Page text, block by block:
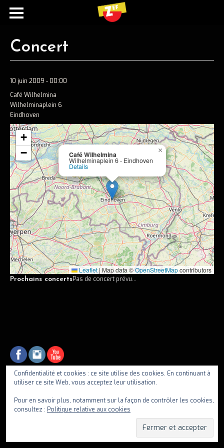
Ecouter
Spotify
Apple music
Concerts
Concerts passés
Vidéos
Discographie
Musiciens
Concert
10 juin 2009 - 00:00
Café Wilhelmina
Wilhelminaplein 6
Eindhoven
Café Wilhelmina
Wilhelminaplein 6 - Eindhoven
Details
×
+
−
Leaflet|Map data ©OpenStreetMapcontributors
Prochains concertsPas de concert prévu...
Confidentialité et cookies : ce site utilise des cookies. En continuant à
utiliser ce site Web, vous acceptez leur utilisation.
Pour en savoir plus, notamment sur la façon de contrôler les cookies,
consultez : Politique relative aux cookies